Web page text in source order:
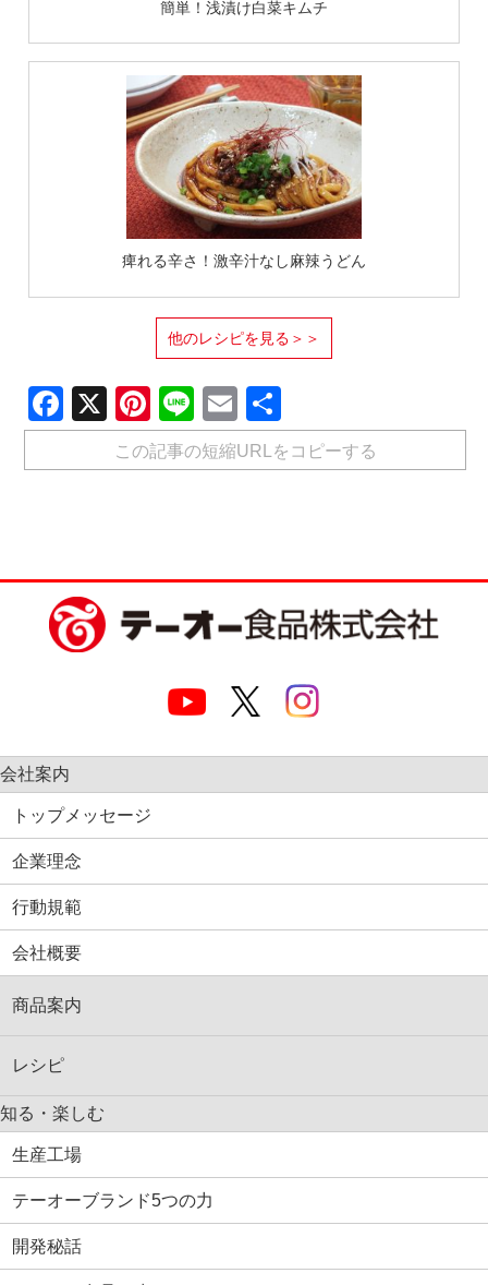
簡単！浅漬け白菜キムチ
痺れる辛さ！激辛汁なし麻辣うどん
他のレシピを見る＞＞
Facebook
X Pinterest
LineEmail
有
この記事の短縮URLをコピーする
会社案内
トップメッセージ
企業理念
行動規範
会社概要
商品案内
レシピ
知る・楽しむ
生産工場
テーオーブランド5つの力
開発秘話